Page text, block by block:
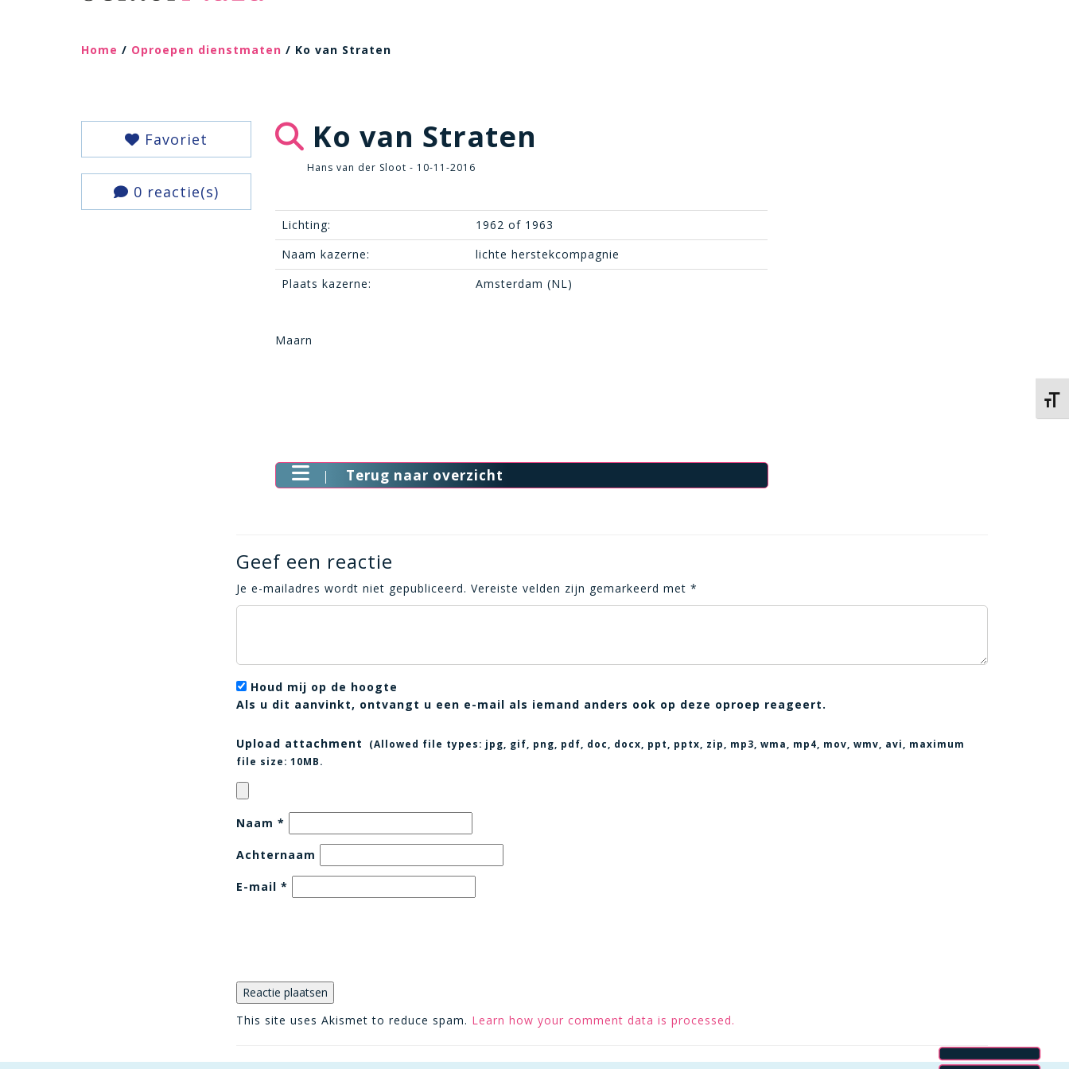
Home / Oproepen dienstmaten / Ko van Straten
Favoriet
0 reactie(s)
Ko van Straten
Hans van der Sloot - 10-11-2016
Lichting:
1962 of 1963
Naam kazerne:
lichte herstekcompagnie
Plaats kazerne:
Amsterdam (NL)
Maarn
Terug naar overzicht
Geef een reactie
Je e-mailadres wordt niet gepubliceerd. Vereiste velden zijn gemarkeerd met *
Houd mij op de hoogte
Als u dit aanvinkt, ontvangt u een e-mail als iemand anders ook op deze oproep reageert.
Upload attachment (Allowed file types: jpg, gif, png, pdf, doc, docx, ppt, pptx, zip, mp3, wma, mp4, mov, wmv, avi
, maximum
file size: 10MB.
Naam *
Achternaam
E-mail *
This site uses Akismet to reduce spam. Learn how your comment data is processed.